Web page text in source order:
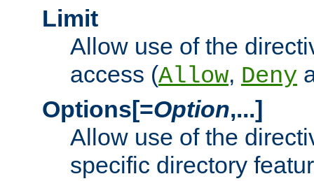
Limit
Allow use of the
access (Allow, Deny
Options[=Option,...]
Allow use of the
specific directory